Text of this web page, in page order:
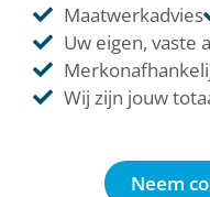
Maatwerkadvies
Uw eigen, vaste
Wij zijn jouw
Neem